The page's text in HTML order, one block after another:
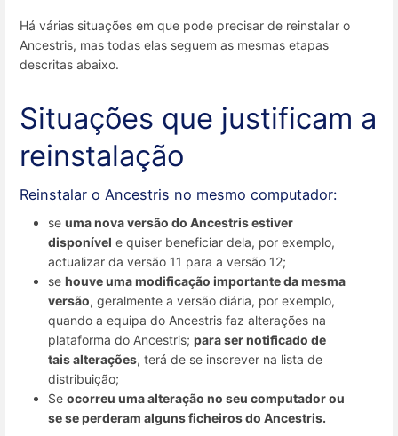
Há várias situações em que pode precisar de reinstalar o
Ancestris, mas todas elas seguem as mesmas etapas
descritas abaixo.
Situações que justificam a
reinstalação
Reinstalar o Ancestris no mesmo computador:
se uma nova versão do Ancestris estiver
disponível e quiser beneficiar dela, por exemplo,
actualizar da versão 11 para a versão 12;
se houve uma modificação importante da mesma
versão, geralmente a versão diária, por exemplo,
quando a equipa do Ancestris faz alterações na
plataforma do Ancestris; para ser notificado de
tais alterações, terá de se inscrever na lista de
distribuição;
Se ocorreu uma alteração no seu computador ou
se se perderam alguns ficheiros do Ancestris.